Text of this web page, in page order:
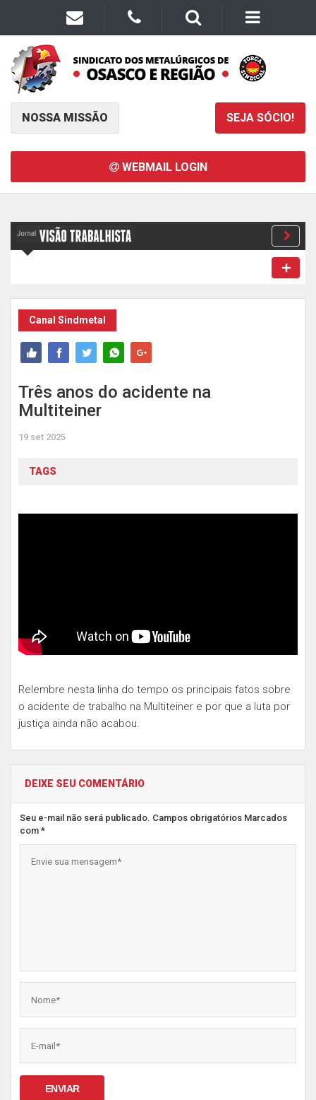
NOSSA MISSÃO SEJA SÓCIO!
WEBMAIL LOGIN
Canal Sindmetal
Três anos do acidente na
Multiteiner
19 set 2025
TAGS
Relembre nesta linha do tempo os principais fatos sobre
o acidente de trabalho na Multiteiner e por que a luta por
justiça ainda não acabou.
DEIXE SEU COMENTÁRIO
Seu e-mail não será publicado. Campos obrigatórios Marcados
com *
ENVIAR